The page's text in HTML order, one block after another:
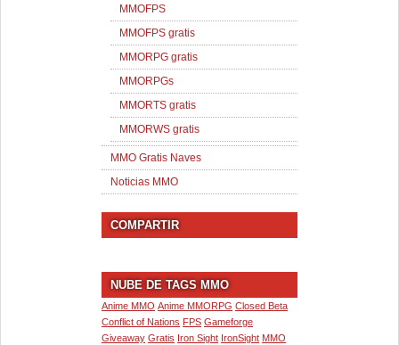
MMOFPS
MMOFPS gratis
MMORPG gratis
MMORPGs
MMORTS gratis
MMORWS gratis
MMO Gratis Naves
Noticias MMO
COMPARTIR
NUBE DE TAGS MMO
Anime MMO Anime MMORPG Closed Beta
Conflict of Nations FPS Gameforge
Giveaway Gratis Iron Sight IronSight MMO